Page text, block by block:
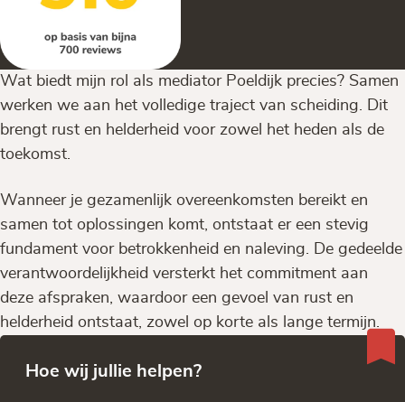
Wat biedt mijn rol als mediator Poeldijk precies? Samen
werken we aan het volledige traject van scheiding. Dit
brengt rust en helderheid voor zowel het heden als de
toekomst.
Wanneer je gezamenlijk overeenkomsten bereikt en
samen tot oplossingen komt, ontstaat er een stevig
fundament voor betrokkenheid en naleving. De gedeelde
verantwoordelijkheid versterkt het commitment aan
deze afspraken, waardoor een gevoel van rust en
helderheid ontstaat, zowel op korte als lange termijn.
Hoe wij jullie helpen?